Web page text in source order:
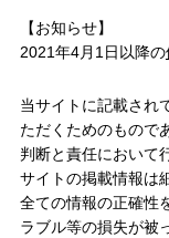
【お知らせ】
2021年4月1日以降の
当サイトに記載され
ただくためのもので
判断と責任において
サイトの掲載情報は
全ての情報の正確性
ラブル等の損失が被